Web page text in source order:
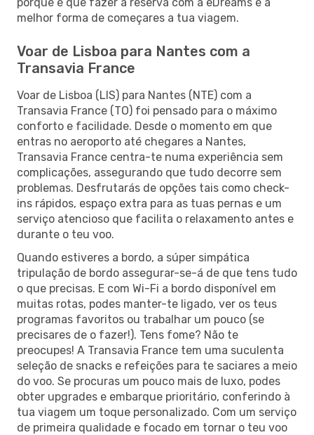
melhor forma de começares a tua viagem.
Voar de Lisboa para Nantes com a
Transavia France
Voar de Lisboa (LIS) para Nantes (NTE) com a
Transavia France (TO) foi pensado para o máximo
conforto e facilidade. Desde o momento em que
entras no aeroporto até chegares a Nantes,
Transavia France centra-te numa experiência sem
complicações, assegurando que tudo decorre sem
problemas. Desfrutarás de opções tais como check-
ins rápidos, espaço extra para as tuas pernas e um
serviço atencioso que facilita o relaxamento antes e
durante o teu voo.
Quando estiveres a bordo, a súper simpática
tripulação de bordo assegurar-se-á de que tens tudo
o que precisas. E com Wi-Fi a bordo disponível em
muitas rotas, podes manter-te ligado, ver os teus
programas favoritos ou trabalhar um pouco (se
precisares de o fazer!). Tens fome? Não te
preocupes! A Transavia France tem uma suculenta
seleção de snacks e refeições para te saciares a meio
do voo. Se procuras um pouco mais de luxo, podes
obter upgrades e embarque prioritário, conferindo à
tua viagem um toque personalizado. Com um serviço
de primeira qualidade e focado em tornar o teu voo